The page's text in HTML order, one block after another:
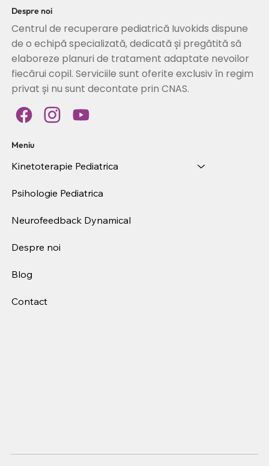
Meniu
Kinetoterapie Pediatrica
Psihologie Pediatrica
Neurofeedback Dynamical
Despre noi
Blog
Contact
Despre noi
Centrul de recuperare pediatrică Iuvokids dispune
de o echipă specializată, dedicată și pregătită să
elaboreze planuri de tratament adaptate nevoilor
fiecărui copil. Serviciile sunt oferite exclusiv în regim
privat și nu sunt decontate prin CNAS.